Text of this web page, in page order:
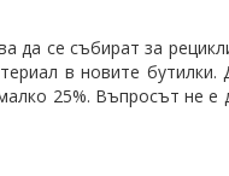
да се събират за
в новите бутилки.
25%. Въпросът не е